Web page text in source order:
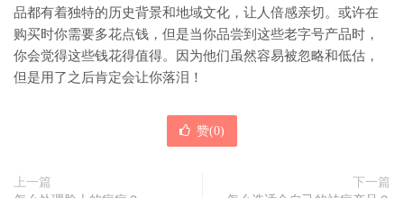
品都有着独特的历史背景和地域文化，让人倍感亲切。或许在
购买时你需要多花点钱，但是当你品尝到这些老字号产品时，
你会觉得这些钱花得值得。因为他们虽然容易被忽略和低估，
但是用了之后肯定会让你落泪！
赞(0)
上一篇
下一篇